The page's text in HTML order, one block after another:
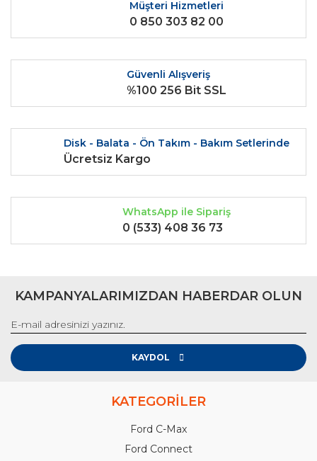
Ürün bilgilerinde hatalar bulunuyor.
Ürün fiyatı diğer sitelerden daha pahalı.
Bu ürüne benzer farklı alternatifler olmalı.
Gönder
Müşteri Hizmetleri
0 850 303 82 00
Güvenli Alışveriş
%100 256 Bit SSL
Disk - Balata - Ön Takım - Bakım Setlerinde
Ücretsiz Kargo
WhatsApp ile Sipariş
0 (533) 408 36 73
KAMPANYALARIMIZDAN HABERDAR OLUN
KAYDOL
KATEGORİLER
Ford C-Max
Ford Connect